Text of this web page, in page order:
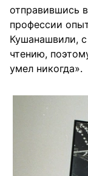
отправившись
профессии
Кушанашвили,
чтению,
умел никогда».